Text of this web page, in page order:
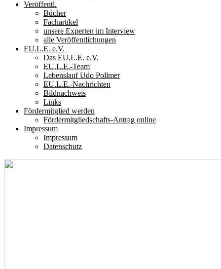
Veröffentl.
Bücher
Fachartikel
unsere Experten im Interview
alle Veröffentlichungen
EU.L.E. e.V.
Das EU.L.E. e.V.
EU.L.E.-Team
Lebenslauf Udo Pollmer
EU.L.E.-Nachrichten
Bildnachweis
Links
Fördermitglied werden
Fördermitgliedschafts-Antrag online
Impressum
Impressum
Datenschutz